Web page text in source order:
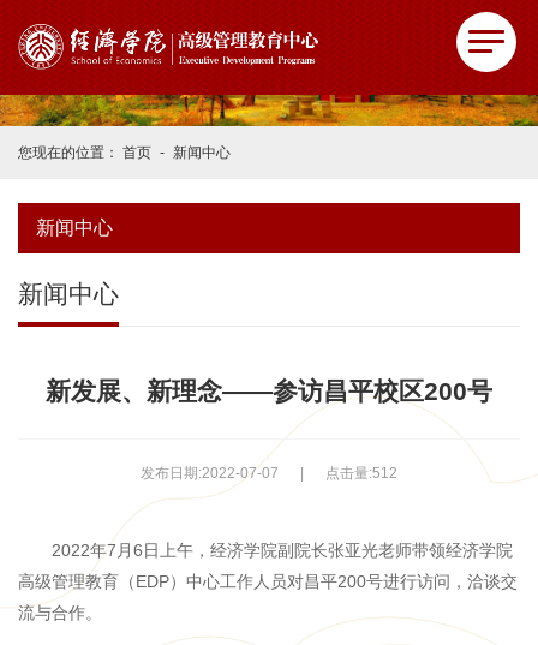
您现在的位置： 首页 - 新闻中心
新闻中心
新闻中心
新发展、新理念——参访昌平校区200号
发布日期:2022-07-07 点击量:512
2022年7月6日上午，经济学院副院长张亚光老师带领经济学院
高级管理教育（EDP）中心工作人员对昌平200号进行访问，洽谈交
流与合作。